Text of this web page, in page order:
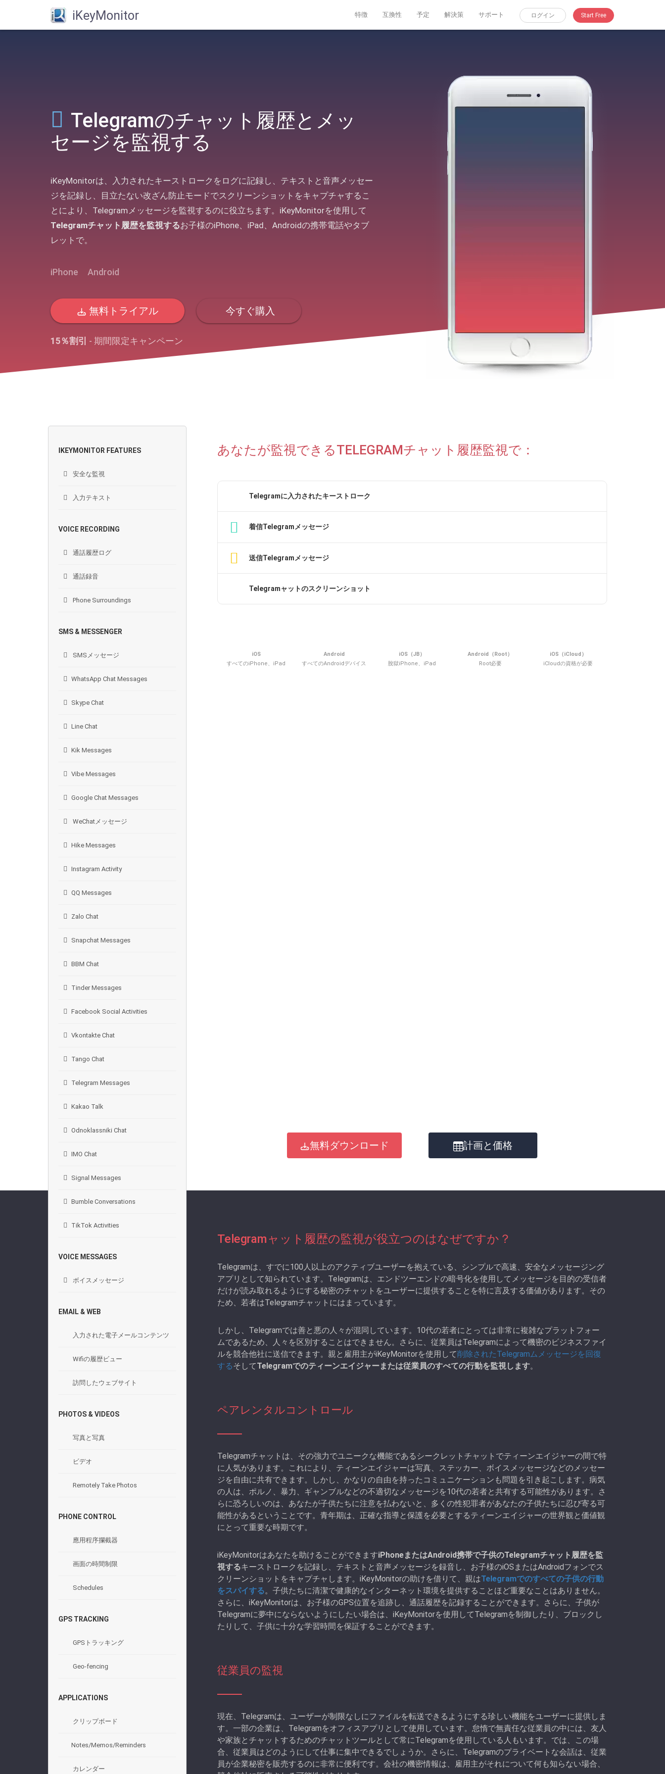
iKeyMonitor 特徴 互換性 予定 解決策 サポート ログイン Start Free
Telegramのチャット履歴とメッ
セージを監視する
iKeyMonitorは、入力されたキーストロークをログに記録し、テキストと音声メッセー
ジを記録し、目立たない改ざん防止モードでスクリーンショットをキャプチャするこ
とにより、Telegramメッセージを監視するのに役立ちます。iKeyMonitorを使用して
Telegramチャット履歴を監視するお子様のiPhone、iPad、Androidの携帯電話やタブ
レットで。
iPhone Android
無料トライアル 今すぐ購入
15％割引 - 期間限定キャンペーン
あなたが監視できるTELEGRAMチャット履歴監視で：
Telegramに入力されたキーストローク
着信Telegramメッセージ
送信Telegramメッセージ
Telegramャットのスクリーンショット
iOS
すべてのiPhone、iPad
Android
すべてのAndroidデバイス
iOS（JB）
脫獄iPhone、iPad
Android（Root）
Root必要
iOS（iCloud）
iCloudの資格が必要
無料ダウンロード 計画と価格
Telegramャット履歴の監視が役立つのはなぜですか？
Telegramは、すでに100人以上のアクティブユーザーを抱えている、シンプルで高速、安全なメッセージング
アプリとして知られています。Telegramは、エンドツーエンドの暗号化を使用してメッセージを目的の受信者
だけが読み取れるようにする秘密のチャットをユーザーに提供することを特に言及する価値があります。その
ため、若者はTelegramチャットにはまっています。
しかし、Telegramでは善と悪の人々が混同しています。10代の若者にとっては非常に複雑なプラットフォー
ムであるため、人々を区別することはできません。さらに、従業員はTelegramによって機密のビジネスファイ
ルを競合他社に送信できます。親と雇用主がiKeyMonitorを使用して削除されたTelegramムメッセージを回復
するそしてTelegramでのティーンエイジャーまたは従業員のすべての行動を監視します。
ペアレンタルコントロール
Telegramチャットは、その強力でユニークな機能であるシークレットチャットでティーンエイジャーの間で特
に人気があります。これにより、ティーンエイジャーは写真、ステッカー、ボイスメッセージなどのメッセー
ジを自由に共有できます。しかし、かなりの自由を持ったコミュニケーションも問題を引き起こします。病気
の人は、ポルノ、暴力、ギャンブルなどの不適切なメッセージを10代の若者と共有する可能性があります。さ
らに恐ろしいのは、あなたが子供たちに注意を払わないと、多くの性犯罪者があなたの子供たちに忍び寄る可
能性があるということです。青年期は、正確な指導と保護を必要とするティーンエイジャーの世界観と価値観
にとって重要な時期です。
iKeyMonitorはあなたを助けることができますiPhoneまたはAndroid携帯で子供のTelegramチャット履歴を監
視するキーストロークを記録し、テキストと音声メッセージを録音し、お子様のiOSまたはAndroidフォンでス
クリーンショットをキャプチャします。iKeyMonitorの助けを借りて、親はTelegramでのすべての子供の行動
をスパイする。子供たちに清潔で健康的なインターネット環境を提供することほど重要なことはありません。
さらに、iKeyMonitorは、お子様のGPS位置を追跡し、通話履歴を記録することができます。さらに、子供が
Telegramに夢中にならないようにしたい場合は、iKeyMonitorを使用してTelegramを制御したり、ブロックし
たりして、子供に十分な学習時間を保証することができます。
従業員の監視
現在、Telegramは、ユーザーが制限なしにファイルを転送できるようにする珍しい機能をユーザーに提供しま
す。一部の企業は、Telegramをオフィスアプリとして使用しています。怠惰で無責任な従業員の中には、友人
や家族とチャットするためのチャットツールとして常にTelegramを使用している人もいます。では、この場
合、従業員はどのようにして仕事に集中できるでしょうか。さらに、Telegramのプライベートな会話は、従業
員が企業秘密を販売するのに非常に便利です。会社の機密情報は、雇用主がそれについて何も知らない場合、
IKEYMONITOR FEATURES
安全な監視
入力テキスト
VOICE RECORDING
通話履歴ログ
通話録音
Phone Surroundings
SMS & MESSENGER
SMSメッセージ
WhatsApp Chat Messages
Skype Chat
Line Chat
Kik Messages
Vibe Messages
Google Chat Messages
WeChatメッセージ
Hike Messages
Instagram Activity
QQ Messages
Zalo Chat
Snapchat Messages
BBM Chat
Tinder Messages
Facebook Social Activities
Vkontakte Chat
Tango Chat
Telegram Messages
Kakao Talk
Odnoklassniki Chat
IMO Chat
Signal Messages
Bumble Conversations
TikTok Activities
VOICE MESSAGES
ボイスメッセージ
EMAIL & WEB
入力された電子メールコンテンツ
Wifiの履歴ビュー
訪問したウェブサイト
PHOTOS & VIDEOS
写真と写真
ビデオ
Remotely Take Photos
PHONE CONTROL
應用程序攔截器
画面の時間制限
Schedules
GPS TRACKING
GPSトラッキング
Geo-fencing
APPLICATIONS
クリップボード
Notes/Memos/Reminders
カレンダー